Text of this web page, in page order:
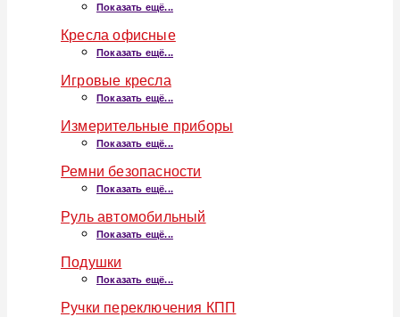
Показать ещё...
Кресла офисные
Показать ещё...
Игровые кресла
Показать ещё...
Измерительные приборы
Показать ещё...
Ремни безопасности
Показать ещё...
Руль автомобильный
Показать ещё...
Подушки
Показать ещё...
Ручки переключения КПП